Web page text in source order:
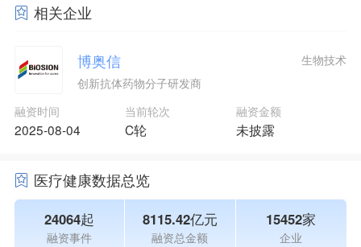
相关企业
博奥信
创新抗体药物分子研发商
生物技术
融资时间
2025-08-04
当前轮次
C轮
融资金额
未披露
医疗健康数据总览
24064起
融资事件
8115.42亿元
融资总金额
15452家
企业